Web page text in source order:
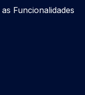
as Funcionalidades